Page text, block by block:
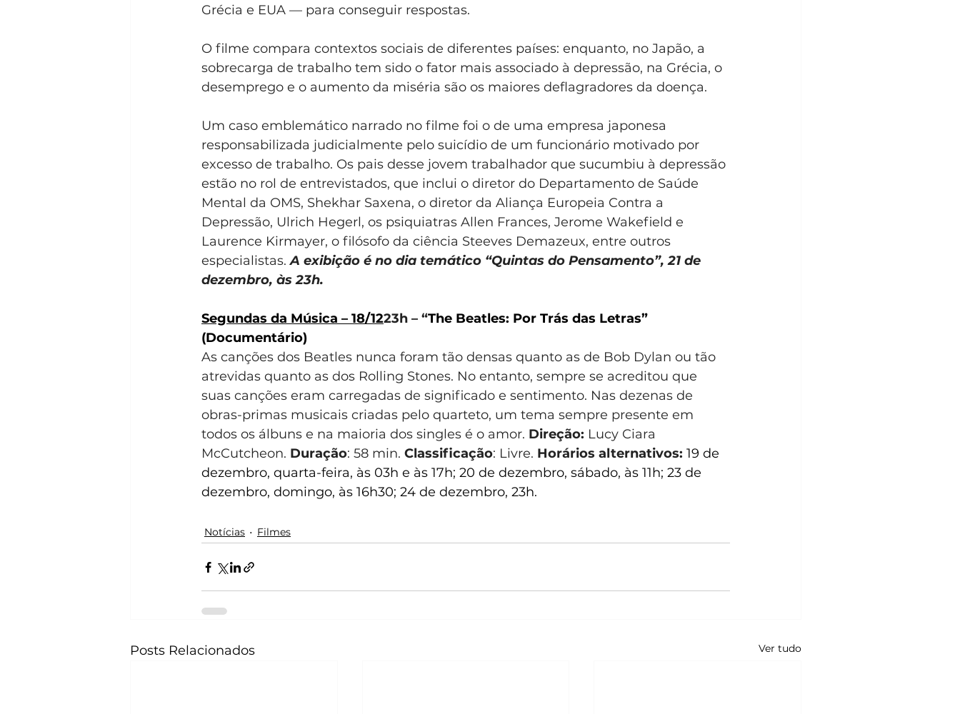
Grécia e EUA — para conseguir respostas.
O filme compara contextos sociais de diferentes países: enquanto, no Japão, a
sobrecarga de trabalho tem sido o fator mais associado à depressão, na Grécia, o
desemprego e o aumento da miséria são os maiores deflagradores da doença.
Um caso emblemático narrado no filme foi o de uma empresa japonesa
responsabilizada judicialmente pelo suicídio de um funcionário motivado por
excesso de trabalho. Os pais desse jovem trabalhador que sucumbiu à depressão
estão no rol de entrevistados, que inclui o diretor do Departamento de Saúde
Mental da OMS, Shekhar Saxena, o diretor da Aliança Europeia Contra a
Depressão, Ulrich Hegerl, os psiquiatras Allen Frances, Jerome Wakefield e
Laurence Kirmayer, o filósofo da ciência Steeves Demazeux, entre outros
especialistas. A exibição é no dia temático “Quintas do Pensamento”, 21 de
dezembro, às 23h.
Segundas da Música – 18/1223h – “The Beatles: Por Trás das Letras”
(Documentário)
As canções dos Beatles nunca foram tão densas quanto as de Bob Dylan ou tão
atrevidas quanto as dos Rolling Stones. No entanto, sempre se acreditou que
suas canções eram carregadas de significado e sentimento. Nas dezenas de
obras-primas musicais criadas pelo quarteto, um tema sempre presente em
todos os álbuns e na maioria dos singles é o amor. Direção: Lucy Ciara
McCutcheon. Duração: 58 min. Classificação: Livre. Horários alternativos: 19 de
dezembro, quarta-feira, às 03h e às 17h; 20 de dezembro, sábado, às 11h; 23 de
dezembro, domingo, às 16h30; 24 de dezembro, 23h.
Notícias Filmes
Posts Relacionados Ver tudo